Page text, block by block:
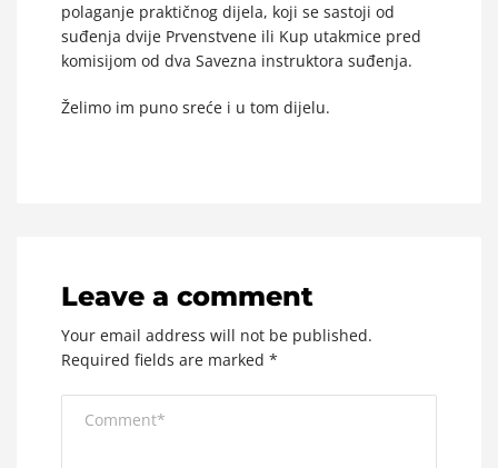
polaganje praktičnog dijela, koji se sastoji od
suđenja dvije Prvenstvene ili Kup utakmice pred
komisijom od dva Savezna instruktora suđenja.
Želimo im puno sreće i u tom dijelu.
Leave a comment
Your email address will not be published.
Required fields are marked *